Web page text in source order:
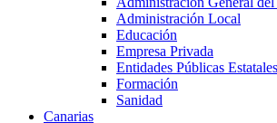
Administración Local
Educación
Empresa Privada
Entidades Públicas Estatales
Formación
Sanidad
Canarias